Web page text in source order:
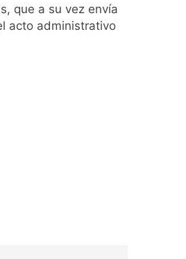
que a su vez envía
acto administrativo